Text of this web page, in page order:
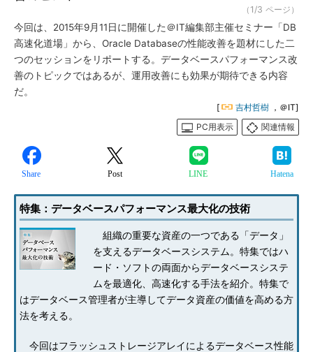
（1/3 ページ）
今回は、2015年9月11日に開催した＠IT編集部主催セミナー「DB
高速化道場」から、Oracle Databaseの性能改善を題材にした二
つのセッションをリポートする。データベースパフォーマンス改
善のトピックではあるが、運用改善にも効果が期待できる内容
だ。
[ 吉村哲樹 ，＠IT]
PC用表示
関連情報
Share Post LINE Hatena
特集：データベースパフォーマンス最大化の技術
組織の重要な資産の一つである「データ」
を支えるデータベースシステム。特集ではハ
ード・ソフトの両面からデータベースシステ
ムを最適化、高速化する手法を紹介。特集で
はデータベース管理者が主導してデータ資産の価値を高める方
法を考える。
今回はフラッシュストレージアレイによるデータベース性能